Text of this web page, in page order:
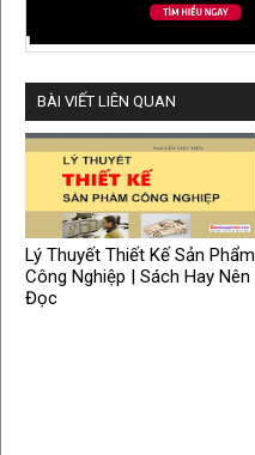
BÀI VIẾT LIÊN QUAN
Lý Thuyết Thiết Kế Sản Phẩm
Công Nghiệp | Sách Hay Nên
Đọc